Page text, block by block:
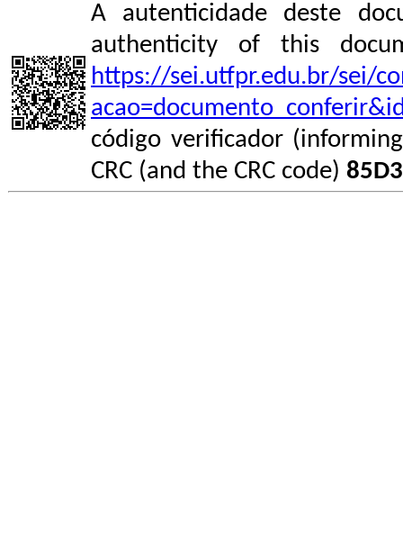
A autenticidade deste
authenticity of this
https://sei.utfpr.edu.br/sei/
código verificador
CRC (and the CRC code)